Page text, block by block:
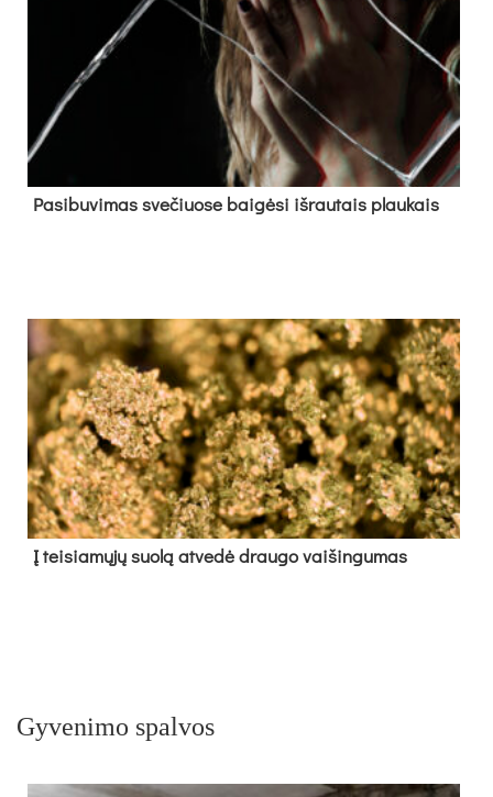
Pa­si­bu­vi­mas sve­čiuo­se bai­gė­si iš­rau­tais plau­kais
Į tei­sia­mų­jų suo­lą at­ve­dė drau­go vai­šin­gu­mas
Gyvenimo spalvos